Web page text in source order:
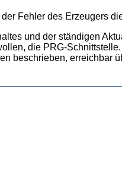
Fehler des Erzeugers
und der ständigen
die PRG-Schnittstelle.
beschrieben, erreichbar